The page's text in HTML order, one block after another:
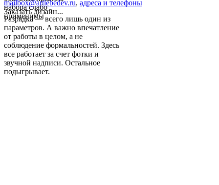
набора слабо
применимы
Разрядка — всего лишь один из
параметров. А важно впечатление
от работы в целом, а не
соблюдение формальностей. Здесь
все работает за счет фотки и
звучной надписи. Остальное
подыгрывает.
mailbox@artlebedev.ru, адреса и телефоны
Заказать дизайн...